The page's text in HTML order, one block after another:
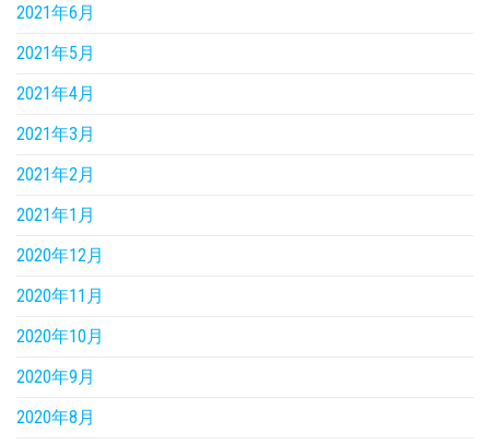
2021年6月
2021年5月
2021年4月
2021年3月
2021年2月
2021年1月
2020年12月
2020年11月
2020年10月
2020年9月
2020年8月